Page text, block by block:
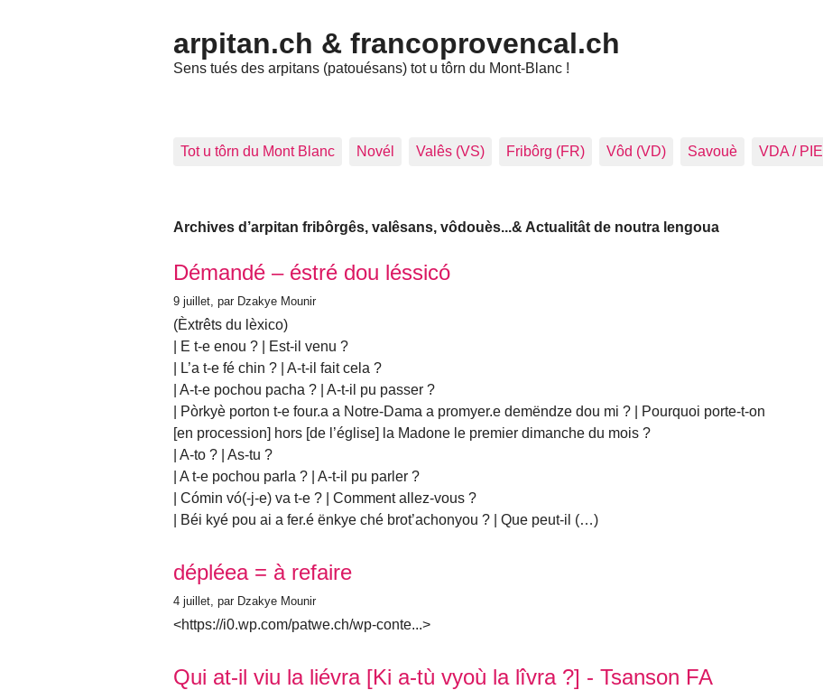
arpitan.ch & francoprovencal.ch
Sens tués des arpitans (patouésans) tot u tôrn du Mont-Blanc !
Tot u tôrn du Mont Blanc Novél Valês (VS) Fribôrg (FR) Vôd (VD) Savouè VDA / PIE
Archives d’arpitan fribôrgês, valêsans, vôdouès...& Actualitât de noutra lengoua
Articles les plus récents
Démandé – éstré dou léssicó
9 juillet , par Dzakye Mounir
(Èxtrêts du lèxico)
| E t-e enou ? | Est-il venu ?
| L’a t-e fé chin ? | A-t-il fait cela ?
| A-t-e pochou pacha ? | A-t-il pu passer ?
| Pòrkyè porton t-e four.a a Notre-Dama a promyer.e demëndze dou mi ? | Pourquoi porte-t-on
[en procession] hors [de l’église] la Madone le premier dimanche du mois ?
| A-to ? | As-tu ?
| A t-e pochou parla ? | A-t-il pu parler ?
| Cómin vó(-j-e) va t-e ? | Comment allez-vous ?
| Béi kyé pou ai a fer.é ënkye ché brot’achonyou ? | Que peut-il (…)
dépléea = à refaire
4 juillet , par Dzakye Mounir
<https://i0.wp.com/patwe.ch/wp-conte...>
Qui at-il viu la liévra [Ki a-tù vyoù la lîvra ?] - Tsanson FA